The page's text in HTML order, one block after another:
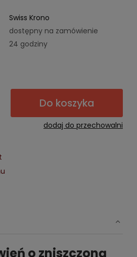
Swiss Krono
dostępny na zamówienie
24 godziny
Do koszyka
dodaj do przechowalni
o zniszczoną